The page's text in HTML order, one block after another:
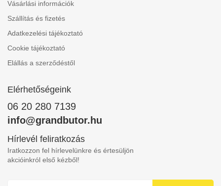
Vásárlási információk
Szállítás és fizetés
Adatkezelési tájékoztató
Cookie tájékoztató
Elállás a szerződéstől
Elérhetőségeink
06 20 280 7139
info@grandbutor.hu
Hírlevél feliratkozás
Iratkozzon fel hírlevelünkre és értesüljön
akcióinkról első kézből!